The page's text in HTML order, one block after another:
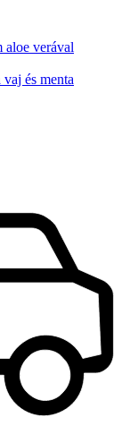
aloe verával
és menta